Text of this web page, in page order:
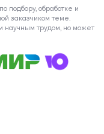
подбору, обработке и
заказчиком теме.
научным трудом, но может